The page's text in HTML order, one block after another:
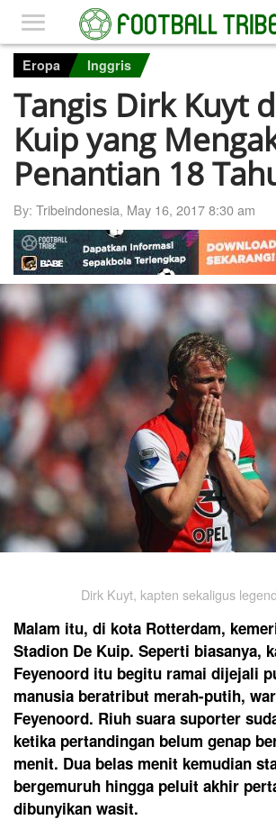
Eropa Inggris
Tangis Dirk Kuyt
Kuip yang
Penantian 18
By: Tribeindonesia, May 16, 2017 8:30 am
Dirk Kuyt, kapten sekaligus
Malam itu, di kota Rotterdam,
Stadion De Kuip. Seperti biasanya,
Feyenoord itu begitu ramai dijejali
manusia beratribut merah-putih,
Feyenoord. Riuh suara suporter
ketika pertandingan belum genap
menit. Dua belas menit kemudian
bergemuruh hingga peluit akhir
dibunyikan wasit.